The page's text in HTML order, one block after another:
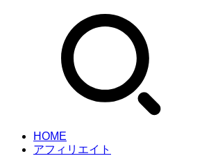
HOME
アフィリエイト